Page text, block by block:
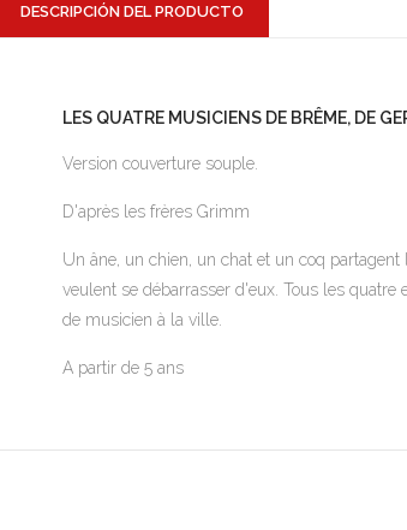
DESCRIPCIÓN DEL PRODUCTO
LES QUATRE MUSICIENS DE BRÊME, DE
Version couverture souple.
D'après les frères Grimm
Un âne, un chien, un chat et un coq
veulent se débarrasser d'eux. Tous les
de musicien à la ville.
A partir de 5 ans